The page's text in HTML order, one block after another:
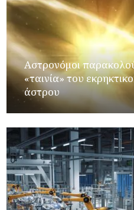
Αστρονόμοι
«ταινία» του
άστρου